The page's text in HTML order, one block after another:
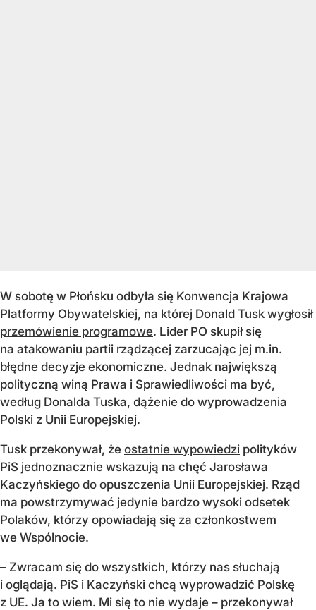
W sobotę w Płońsku odbyła się Konwencja Krajowa
Platformy Obywatelskiej, na której Donald Tusk wygłosił
przemówienie programowe. Lider PO skupił się
na atakowaniu partii rządzącej zarzucając jej m.in.
błędne decyzje ekonomiczne. Jednak największą
polityczną winą Prawa i Sprawiedliwości ma być,
według Donalda Tuska, dążenie do wyprowadzenia
Polski z Unii Europejskiej.
Tusk przekonywał, że ostatnie wypowiedzi polityków
PiS jednoznacznie wskazują na chęć Jarosława
Kaczyńskiego do opuszczenia Unii Europejskiej. Rząd
ma powstrzymywać jedynie bardzo wysoki odsetek
Polaków, którzy opowiadają się za członkostwem
we Wspólnocie.
– Zwracam się do wszystkich, którzy nas słuchają
i oglądają. PiS i Kaczyński chcą wyprowadzić Polskę
z UE. Ja to wiem. Mi się to nie wydaje – przekonywał